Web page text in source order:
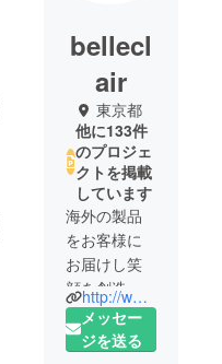
bellecl
air
東京都
他に133件
のプロジェ
クトを掲載
しています
海外の製品
をお客様に
お届けし笑
顔を創造す
るのが私た
ちの会社の
http://www.belleclair.co.jp/
メッセー
ジを送る